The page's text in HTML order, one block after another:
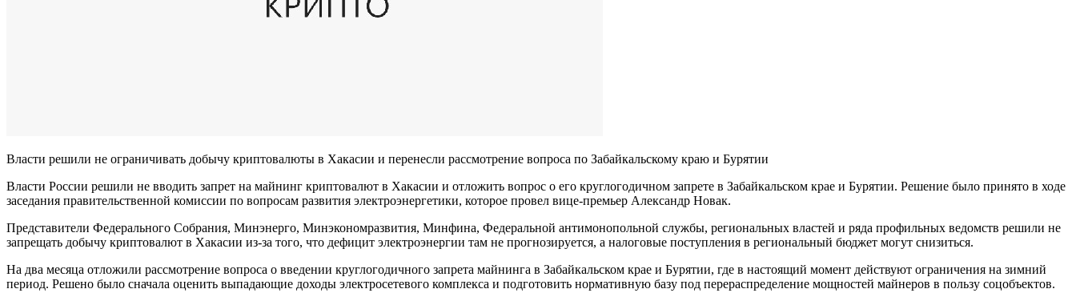
Власти решили не ограничивать добычу криптовалюты в Хакасии и перенесли рассмотрение вопроса по Забайкальскому краю и Бурятии
Власти России решили не вводить запрет на майнинг криптовалют в Хакасии и отложить вопрос о его круглогодичном запрете в Забайкальском крае и Бурятии. Решение было принято в ходе
заседания правительственной комиссии по вопросам развития электроэнергетики, которое провел вице-премьер Александр Новак.
Представители Федерального Собрания, Минэнерго, Минэкономразвития, Минфина, Федеральной антимонопольной службы, региональных властей и ряда профильных ведомств решили не
запрещать добычу криптовалют в Хакасии из-за того, что дефицит электроэнергии там не прогнозируется, а налоговые поступления в региональный бюджет могут снизиться.
На два месяца отложили рассмотрение вопроса о введении круглогодичного запрета майнинга в Забайкальском крае и Бурятии, где в настоящий момент действуют ограничения на зимний
период. Решено было сначала оценить выпадающие доходы электросетевого комплекса и подготовить нормативную базу под перераспределение мощностей майнеров в пользу соцобъектов.